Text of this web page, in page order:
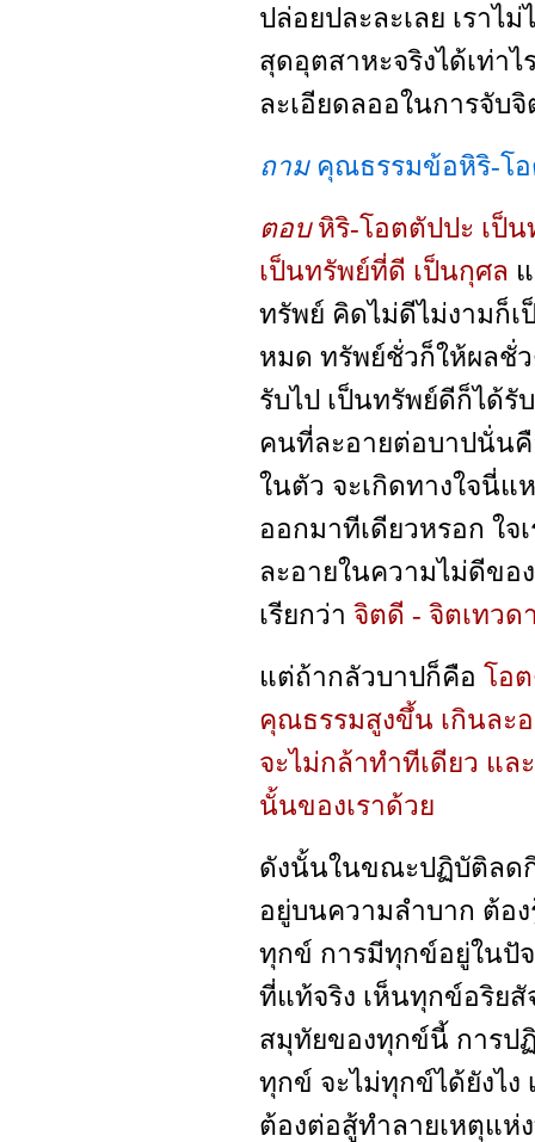
ปล่อยปละละเลย เราไ
สุดอุตสาหะจริงได้เท่า
ละเอียดลออในการจับ
ถาม คุณธรรมข้อหิริ-โอ
ตอบ หิริ-โอตตัปปะ เป็
เป็นทรัพย์ที่ดี เป็นกุศล
ทรัพย์ คิดไม่ดีไม่งามก็
หมด ทรัพย์ชั่วก็ให้ผลชั่
รับไป เป็นทรัพย์ดีก็ได้รั
คนที่ละอายต่อบาปนั่น
ในตัว จะเกิดทางใจนี่แ
ออกมาทีเดียวหรอก ใจ
ละอายในความไม่ดีข
เรียกว่า จิตดี - จิตเทวด
แต่ถ้ากลัวบาปก็คือ โอ
คุณธรรมสูงขึ้น เกินละ
จะไม่กล้าทำทีเดียว แล
นั้นของเราด้วย
ดังนั้นในขณะปฏิบัติลด
อยู่บนความลำบาก ต้อ
ทุกข์ การมีทุกข์อยู่ในปั
ที่แท้จริง เห็นทุกข์อริย
สมุทัยของทุกข์นี้ การป
ทุกข์ จะไม่ทุกข์ได้ยังไง
ต้องต่อสู้ทำลายเหตุแ